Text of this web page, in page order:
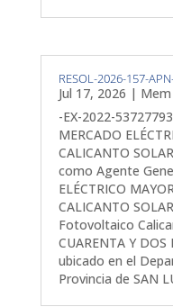
RESOL-2026-157-
Jul 17, 2026 | Mem
-EX-2022-
MERCADO
CALICANTO
como Agente
ELÉCTRICO
CALICANTO
Fotovoltaico
CUARENTA Y
ubicado en el
Provincia de SAN